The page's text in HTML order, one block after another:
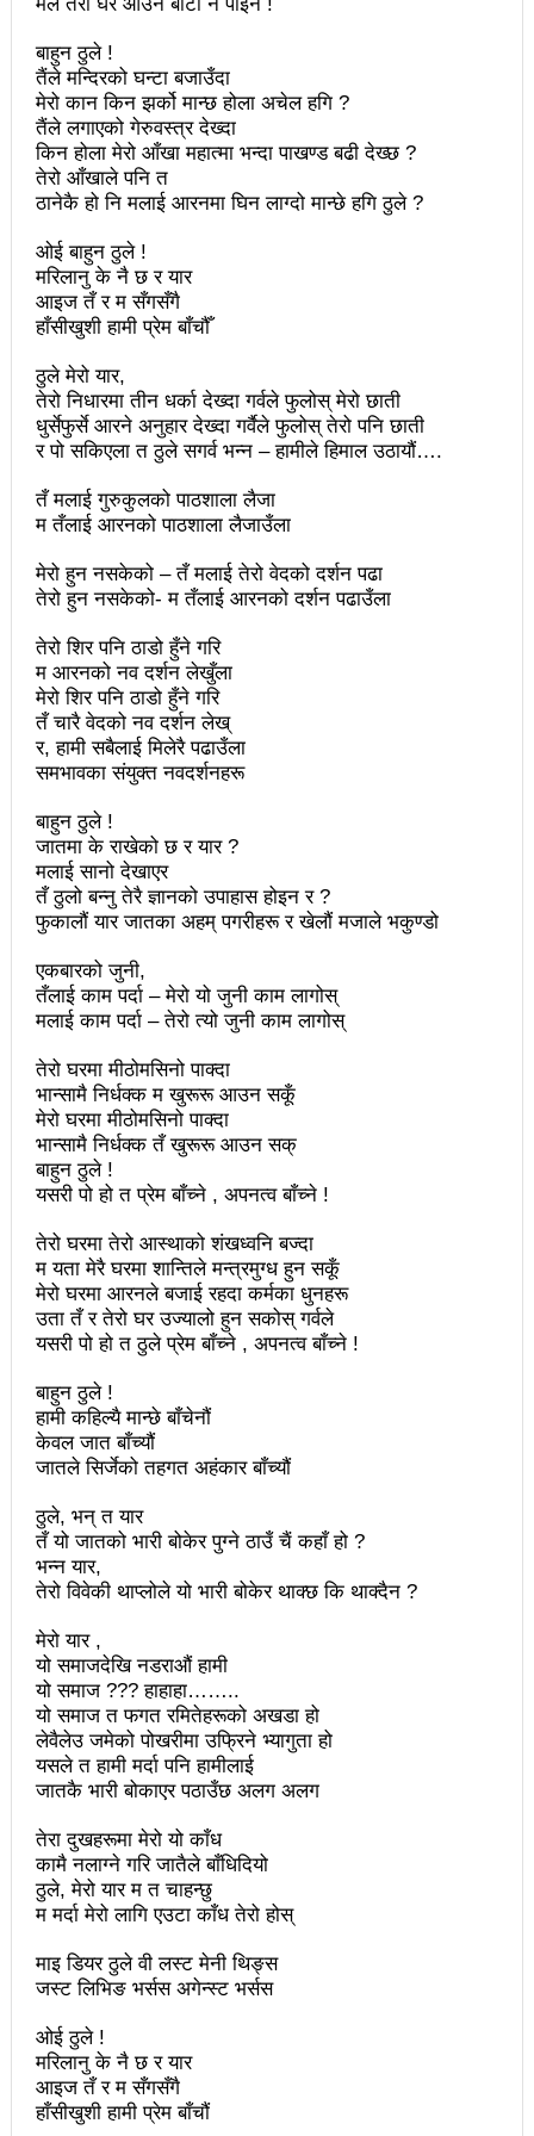
प्रेस सेन्टरको महाधिवेसनमा पुरस्कृत हुँदै यी पत्रकार
भरतपुरका १ सय २९ सुकुम्बासी घरधुरीलाई लालपूर्जा वितरण
हानलाई मजदुर संगठनहरुको ध्यानाकर्षण पत्र, देशैभर
अभियानात्मक कार्यक्रम
‘महिला अधिकारका निम्ति सदनबाट कानून बनाउन ढिला भयो’
सहिद स्मृति दिवसमा माओवादी बेलकोटगढी नगरद्वारा वैचारिक,
राजनीतिक कार्यशाला
त्रिदेशीय विद्युत ब्यापार सम्झौता नेपालका लागि कोशेढुंगाः
प्रचण्ड
कविता- म हैन भने
आवश्यकता मिडिया साक्षरताको
काउन्सिलद्वारा ४ वटा सञ्चार माध्यमको कालोसूची फुकुवा, ३
वटा सूचीकरणबाट हटे
इन्द्रेश्वर युवा समाजद्वारा बेलकोटगढीका ५ विद्यालयमा छात्रवृत्ति
वितरण
भरतपुरको मुख्य सडकमा भएको भूमिगत विद्युतिकरणको ब्रेकथ्रु
सकियो चितवन महोत्सव : ५ लाख सहभागि, ३० करोडको
बाघले झम्टिँदा मोटरसाइकलमा सवार दुई जना घाइते
टोखामा कर्जा सदुपयोगिता सम्बन्धी अन्तरक्रिया
एकाबिहानै चीनमा भुकम्पः नेपालमा कडा धक्का महसुस
बिद्यार्थीलाई चलचित्र सिकाउँदै बागमती प्रदेश सरकार
भोलि चितवनमा माओवादीको विशाल सभा: प्रचण्डले सम्बोधन
गर्ने
उपनिर्वाचन २०८१: एमालेभन्दा माओवादी प्रभावशाली
ककनी २ मा माओवादी विजयी
ककनी २ मा खस्यो ६८ प्रतिशतभन्दा बढी मत: गणना आजै हुने
उपचुनाव सकियो: ६२ प्रतिशतभन्दा बढी मत खसेको अनुमान
पालिका उपचुनाव: ४१ पदका लागि मतदान शुरु
भरतपुुरमा सार्वजनिक सुनुवाई, गुनासो नआउने गरी काम गर्न
मेयर दाहालको निर्देशन
उपनिर्वाचन सुशासनका पक्षमा र भ्रष्टाचारका विरुद्ध मत जाहेर
गर्ने महत्वपूर्ण अवसर: प्रचण्ड
सुरु भयो चौथो सुनवल महोत्सव: उद्योगमैत्री वातावरण बनाउन
लागि पर्ने मन्त्री कलवारको भनाइ
चितवनको माडीमा सम्पन्न मैयादेवि महिला क्रिकेट सिरिजको
उपाधि नवलपरासीलाई
चौथो सुनवल महोत्सव भोलिदेखि सुरु हुँदै
प्रमुख प्रशासकीय अधिकृतको सरुवा रोक्न पालिका
अध्यक्षसहित कर्मचारीको आन्दोलन
नेत्रहीन टी–२० विश्वकप क्रिकेटमा नेपालले
अफगानिस्तानलाई हरायो
मानव तस्करीको अभियोगमा पक्राउ परेका कोशी प्रदेशका
पूर्वमन्त्री अधिकारीविरुद्ध मुद्दा नचल्ने
२८५ कैदीबन्दीलाई जेलबाहिर बस्ने सुविधा
अब धरहरा चढ्न पैसा, पार्किङ शुल्क पनि लाग्ने
मैंले तेरो घर आउने बाटो नै पाइनँ !
बाहुन ठुले !
तैंले मन्दिरको घन्टा बजाउँदा
मेरो कान किन झर्को मान्छ होला अचेल हगि ?
तैंले लगाएको गेरुवस्त्र देख्दा
किन होला मेरो आँखा महात्मा भन्दा पाखण्ड बढी देख्छ ?
तेरो आँखाले पनि त
ठानेकै हो नि मलाई आरनमा घिन लाग्दो मान्छे हगि ठुले ?
ओई बाहुन ठुले !
मरिलानु के नै छ र यार
आइज तँ र म सँगसँगै
हाँसीखुशी हामी प्रेम बाँचौँ
ठुले मेरो यार,
तेरो निधारमा तीन धर्का देख्दा गर्वले फुलोस् मेरो छाती
धुर्सेफुर्से आरने अनुहार देख्दा गर्वैले फुलोस् तेरो पनि छाती
र पो सकिएला त ठुले सगर्व भन्न – हामीले हिमाल उठायौं….
तँ मलाई गुरुकुलको पाठशाला लैजा
म तँलाई आरनको पाठशाला लैजाउँला
मेरो हुन नसकेको – तँ मलाई तेरो वेदको दर्शन पढा
तेरो हुन नसकेको- म तँलाई आरनको दर्शन पढाउँला
तेरो शिर पनि ठाडो हुँने गरि
म आरनको नव दर्शन लेखुँला
मेरो शिर पनि ठाडो हुँने गरि
तँ चारै वेदको नव दर्शन लेख्
र, हामी सबैलाई मिलेरै पढाउँला
समभावका संयुक्त नवदर्शनहरू
बाहुन ठुले !
जातमा के राखेको छ र यार ?
मलाई सानो देखाएर
तँ ठुलो बन्नु तेरै ज्ञानको उपाहास होइन र ?
फुकालौं यार जातका अहम् पगरीहरू र खेलौं मजाले भकुण्डो
एकबारको जुनी,
तँलाई काम पर्दा – मेरो यो जुनी काम लागोस्
मलाई काम पर्दा – तेरो त्यो जुनी काम लागोस्
तेरो घरमा मीठोमसिनो पाक्दा
भान्सामै निर्धक्क म खुरूरू आउन सकूँ
मेरो घरमा मीठोमसिनो पाक्दा
भान्सामै निर्धक्क तँ खुरूरू आउन सक्
बाहुन ठुले !
यसरी पो हो त प्रेम बाँच्ने , अपनत्व बाँच्ने !
तेरो घरमा तेरो आस्थाको शंखध्वनि बज्दा
म यता मेरै घरमा शान्तिले मन्त्रमुग्ध हुन सकूँ
मेरो घरमा आरनले बजाई रहदा कर्मका धुनहरू
उता तँ र तेरो घर उज्यालो हुन सकोस् गर्वले
यसरी पो हो त ठुले प्रेम बाँच्ने , अपनत्व बाँच्ने !
बाहुन ठुले !
हामी कहिल्यै मान्छे बाँचेनौं
केवल जात बाँच्यौं
जातले सिर्जेको तहगत अहंकार बाँच्यौं
ठुले, भन् त यार
तँ यो जातको भारी बोकेर पुग्ने ठाउँ चैं कहाँ हो ?
भन्न यार,
तेरो विवेकी थाप्लोले यो भारी बोकेर थाक्छ कि थाक्दैन ?
मेरो यार ,
यो समाजदेखि नडराऔं हामी
यो समाज ??? हाहाहा……..
यो समाज त फगत रमितेहरूको अखडा हो
लेवैलेउ जमेको पोखरीमा उफ्रिने भ्यागुता हो
यसले त हामी मर्दा पनि हामीलाई
जातकै भारी बोकाएर पठाउँछ अलग अलग
तेरा दुखहरूमा मेरो यो काँध
कामै नलाग्ने गरि जातैले बाँधिदियो
ठुले, मेरो यार म त चाहन्छु
म मर्दा मेरो लागि एउटा काँध तेरो होस्
माइ डियर ठुले वी लस्ट मेनी थिङ्स
जस्ट लिभिङ भर्सस अगेन्स्ट भर्सस
ओई ठुले !
मरिलानु के नै छ र यार
आइज तँ र म सँगसँगै
हाँसीखुशी हामी प्रेम बाँचौं